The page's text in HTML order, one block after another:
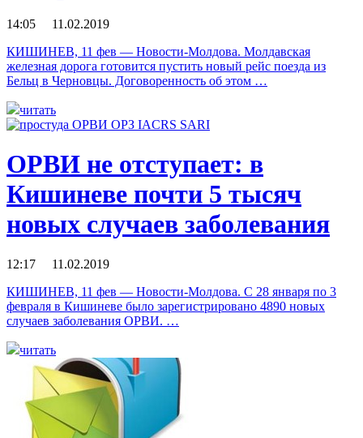
14:05 11.02.2019
КИШИНЕВ, 11 фев — Новости-Молдова. Молдавская
железная дорога готовится пустить новый рейс поезда из
Бельц в Черновцы. Договоренность об этом …
читать
ОРВИ не отступает: в
Кишиневе почти 5 тысяч
новых случаев заболевания
12:17 11.02.2019
КИШИНЕВ, 11 фев — Новости-Молдова. С 28 января по 3
февраля в Кишиневе было зарегистрировано 4890 новых
случаев заболевания ОРВИ. …
читать